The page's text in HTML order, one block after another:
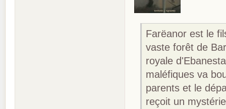
Farëanor est le
vaste forêt de
royale
maléfiques va
parents et le
reçoit un